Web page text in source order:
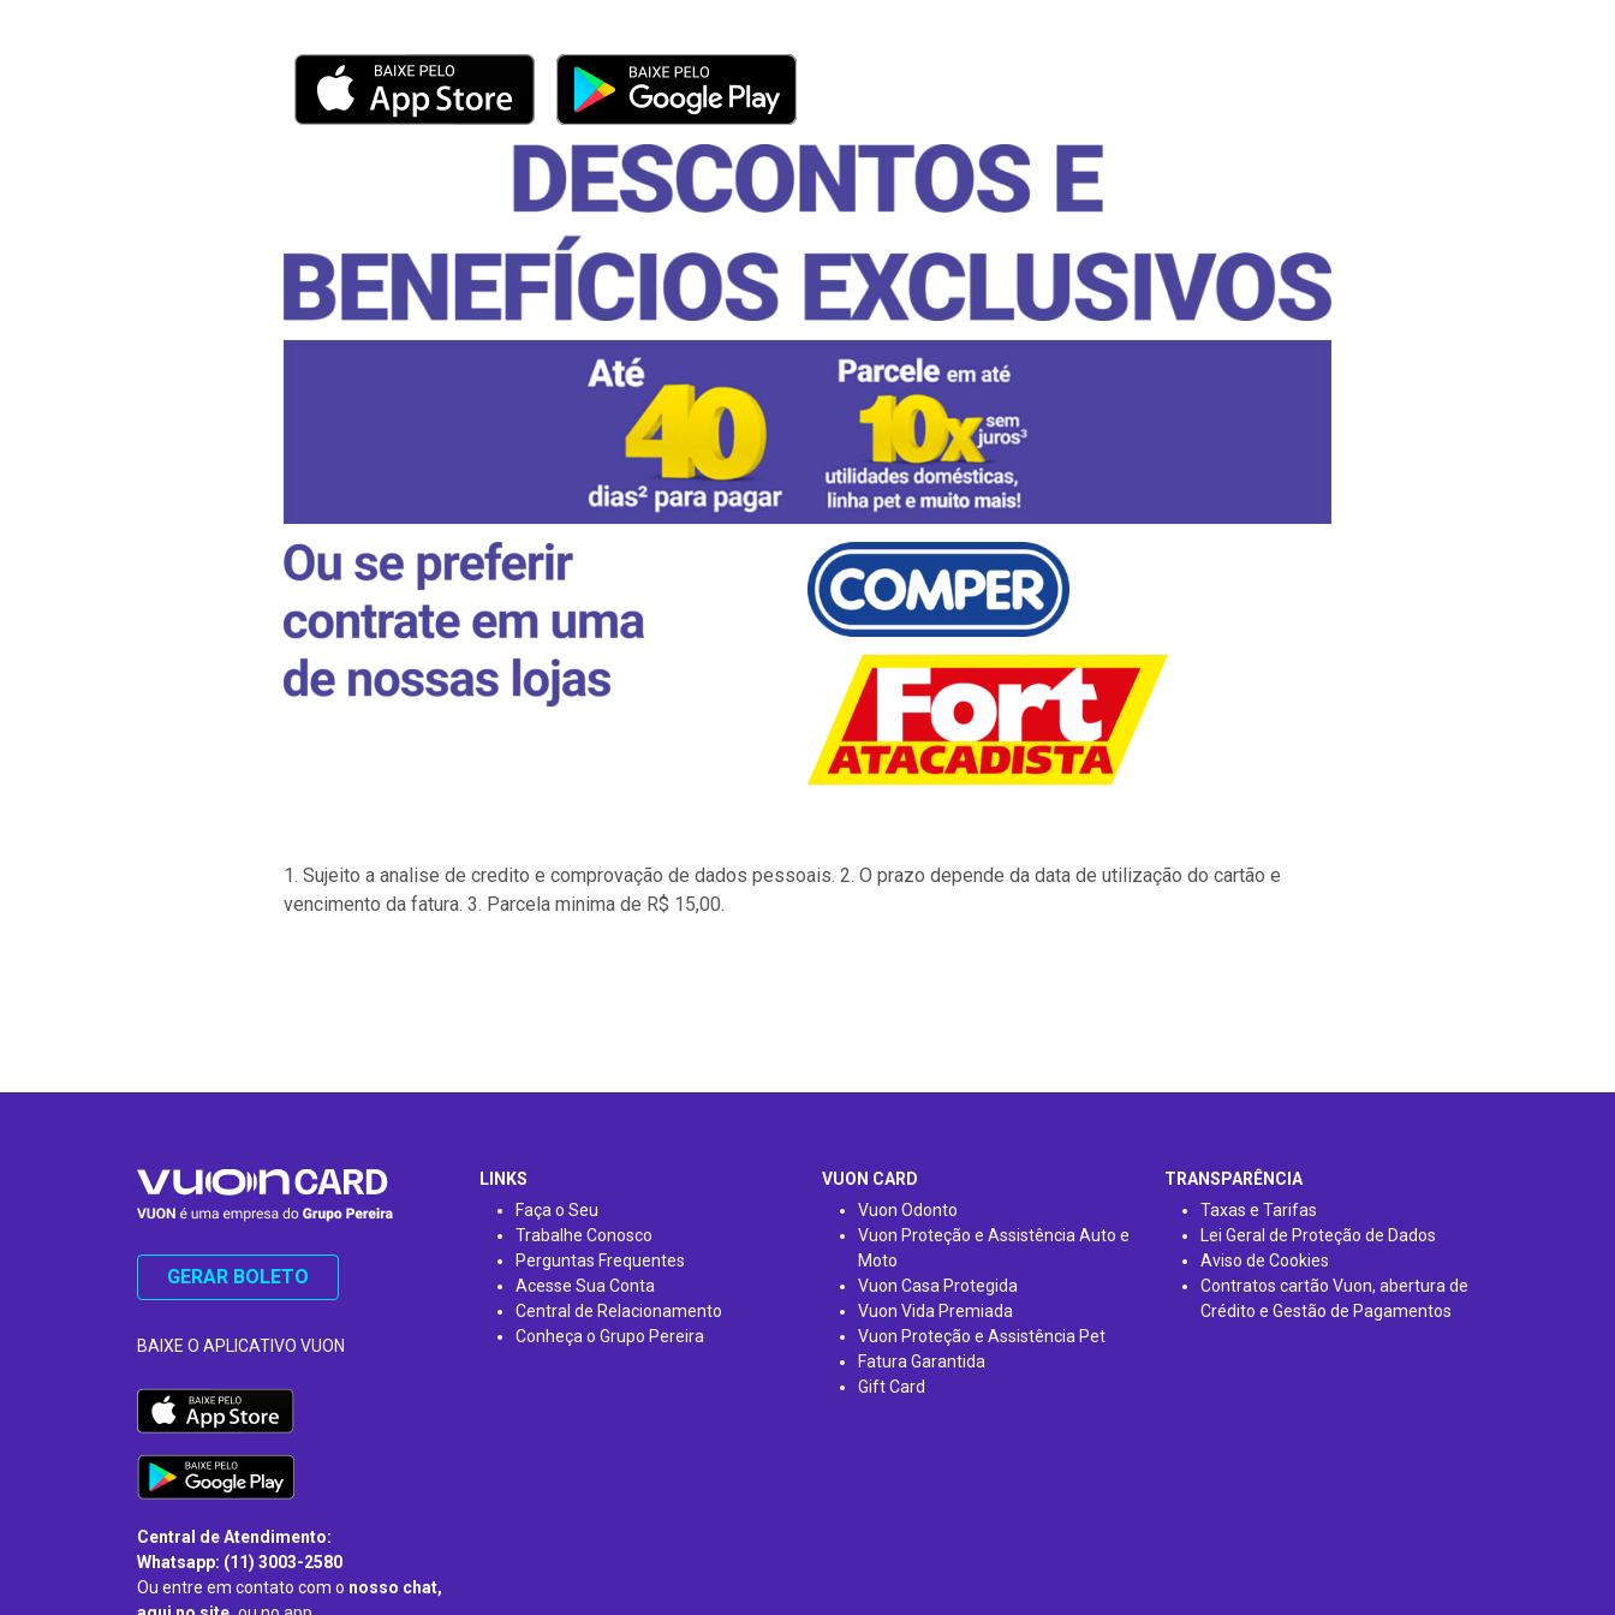
1. Sujeito a analise de credito e comprovação de dados pessoais. 2. O prazo depende da data de utilização do cartão e
vencimento da fatura. 3. Parcela minima de R$ 15,00.
GERAR BOLETO
BAIXE O APLICATIVO VUON
Central de Atendimento:
Whatsapp: (11) 3003-2580
Ou entre em contato com o nosso chat,
LINKS
Faça o Seu
Trabalhe Conosco
Perguntas Frequentes
Acesse Sua Conta
Central de Relacionamento
Conheça o Grupo Pereira
VUON CARD
Vuon Odonto
Vuon Proteção e Assistência Auto e
Moto
Vuon Casa Protegida
Vuon Vida Premiada
Vuon Proteção e Assistência Pet
Fatura Garantida
Gift Card
TRANSPARÊNCIA
Taxas e Tarifas
Lei Geral de Proteção de Dados
Aviso de Cookies
Contratos cartão Vuon, abertura de
Crédito e Gestão de Pagamentos